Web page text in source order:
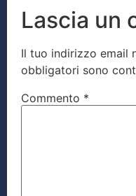
Lascia un
Il tuo indirizzo email
obbligatori sono
Commento *